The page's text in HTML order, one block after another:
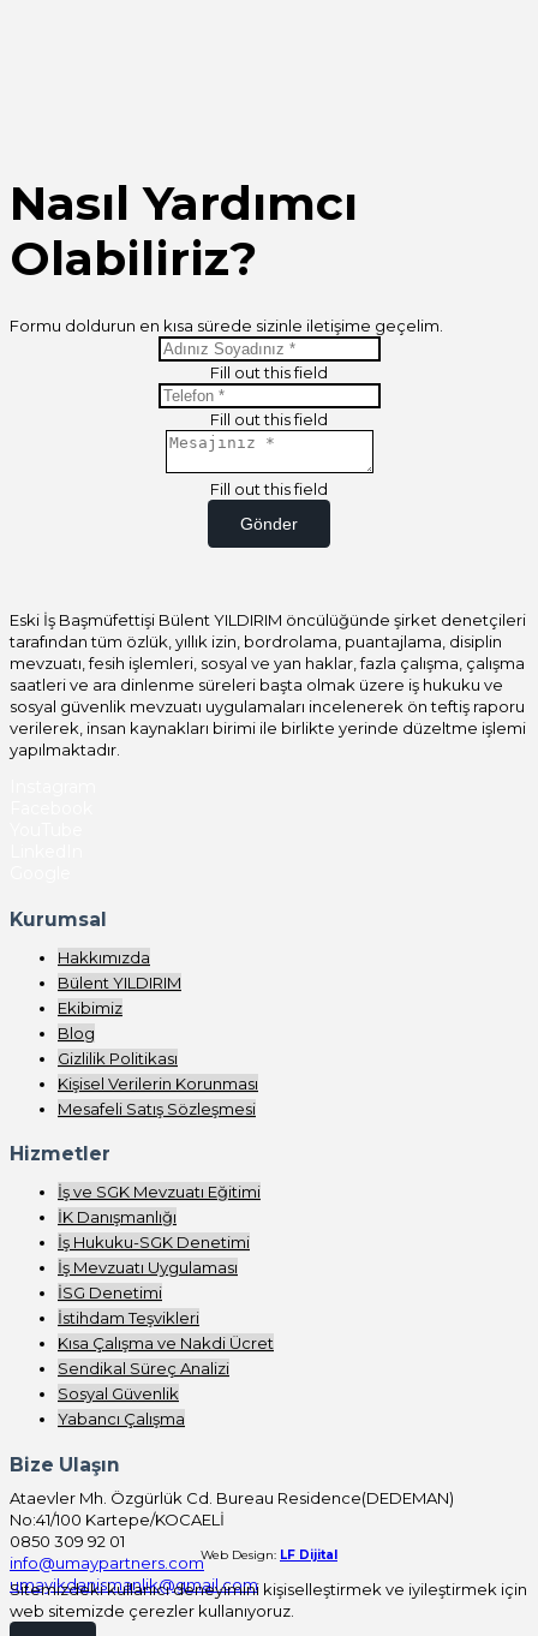
Nasıl Yardımcı
Olabiliriz?
Formu doldurun en kısa sürede sizinle iletişime geçelim.
Fill out this field
Fill out this field
Fill out this field
Gönder
Eski İş Başmüfettişi Bülent YILDIRIM öncülüğünde şirket denetçileri
tarafından tüm özlük, yıllık izin, bordrolama, puantajlama, disiplin
mevzuatı, fesih işlemleri, sosyal ve yan haklar, fazla çalışma, çalışma
saatleri ve ara dinlenme süreleri başta olmak üzere iş hukuku ve
sosyal güvenlik mevzuatı uygulamaları incelenerek ön teftiş raporu
verilerek, insan kaynakları birimi ile birlikte yerinde düzeltme işlemi
yapılmaktadır.
Kurumsal
Hakkımızda
Bülent YILDIRIM
Ekibimiz
Blog
Gizlilik Politikası
Kişisel Verilerin Korunması
Mesafeli Satış Sözleşmesi
Hizmetler
İş ve SGK Mevzuatı Eğitimi
İK Danışmanlığı
İş Hukuku-SGK Denetimi
İş Mevzuatı Uygulaması
İSG Denetimi
İstihdam Teşvikleri
Kısa Çalışma ve Nakdi Ücret
Sendikal Süreç Analizi
Sosyal Güvenlik
Yabancı Çalışma
Bize Ulaşın
Ataevler Mh. Özgürlük Cd. Bureau Residence(DEDEMAN)
No:41/100 Kartepe/KOCAELİ
0850 309 92 01
info@umaypartners.com
umayikdanismanlik@gmail.com
Web Design: LF Dijital
Sitemizdeki kullanıcı deneyimini kişiselleştirmek ve iyileştirmek için
web sitemizde çerezler kullanıyoruz.